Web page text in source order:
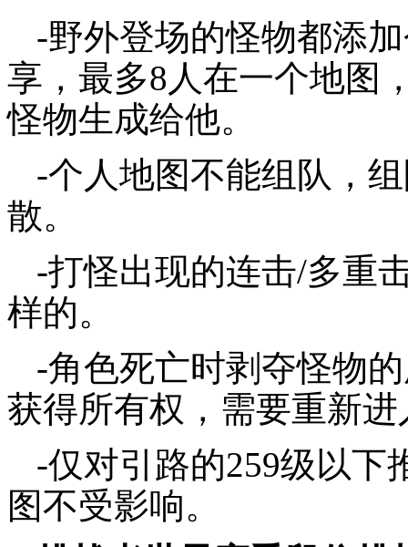
-野外登场的怪物都添
享，最多8人在一个地图
怪物生成给他。
-个人地图不能组队，
散。
-打怪出现的连击/多重
样的。
-角色死亡时剥夺怪物
获得所有权，需要重新
-仅对引路的259级以下
图不受影响。